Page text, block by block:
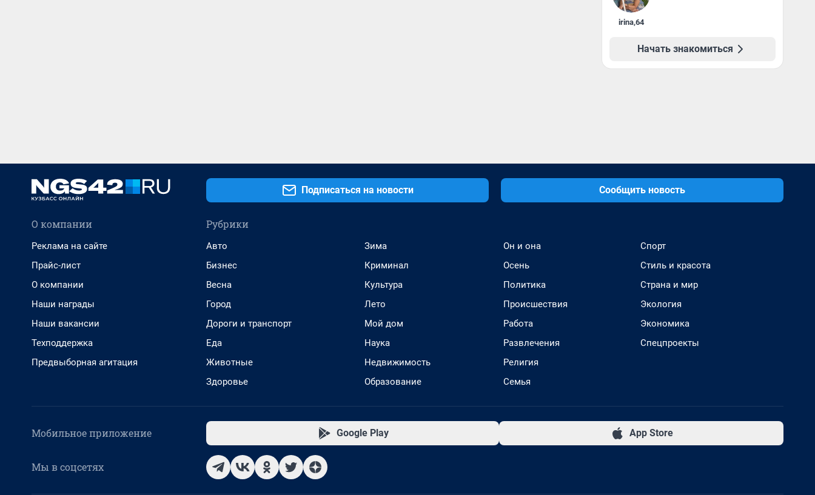
irina,64
Начать знакомиться
Подписаться на новости Сообщить новость
О компании
Реклама на сайте
Прайс-лист
О компании
Наши награды
Наши вакансии
Техподдержка
Предвыборная агитация
Рубрики
Авто
Бизнес
Весна
Город
Дороги и транспорт
Еда
Животные
Здоровье
Зима
Криминал
Культура
Лето
Мой дом
Наука
Недвижимость
Образование
Он и она
Осень
Политика
Происшествия
Работа
Развлечения
Религия
Семья
Спорт
Стиль и красота
Страна и мир
Экология
Экономика
Спецпроекты
Мобильное приложение Google Play App Store
Мы в соцсетях